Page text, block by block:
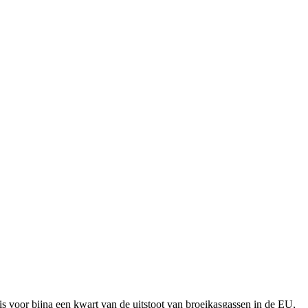
voor bijna een kwart van de uitstoot van broeikasgassen in de EU,